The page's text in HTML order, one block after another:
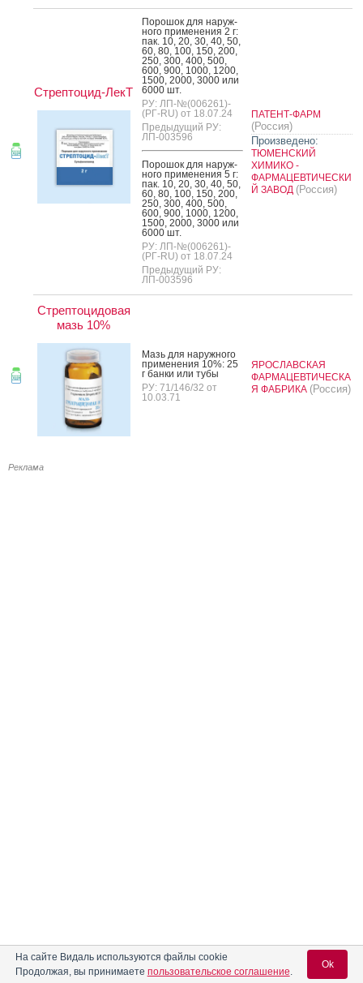
Стрептоцид-ЛекТ
По­рошок для на­руж­
но­го при­мене­ния 2 г:
пак. 10, 20, 30, 40, 50,
60, 80, 100, 150, 200,
250, 300, 400, 500,
600, 900, 1000, 1200,
1500, 2000, 3000 или
6000 шт.
РУ: ЛП-№(006261)-
(РГ-RU) от 18.07.24
Предыдущий РУ:
ЛП-003596
По­рошок для на­руж­
но­го при­мене­ния 5 г:
пак. 10, 20, 30, 40, 50,
60, 80, 100, 150, 200,
250, 300, 400, 500,
600, 900, 1000, 1200,
1500, 2000, 3000 или
6000 шт.
РУ: ЛП-№(006261)-
(РГ-RU) от 18.07.24
Предыдущий РУ:
ЛП-003596
ПАТЕНТ-ФАРМ
(Россия)
Произведено:
ТЮМЕНСКИЙ
ХИМИКО -
ФАРМАЦЕВТИЧЕСКИ
Й ЗАВОД (Россия)
Стрептоцидовая
мазь 10%
Мазь для на­руж­но­го
при­мене­ния 10%: 25
г бан­ки или ту­бы
РУ: 71/146/32 от
10.03.71
ЯРОСЛАВСКАЯ
ФАРМАЦЕВТИЧЕСКА
Я ФАБРИКА (Россия)
Реклама
На сайте Видаль используются файлы cookie
Продолжая, вы принимаете пользовательское соглашение.
Ok